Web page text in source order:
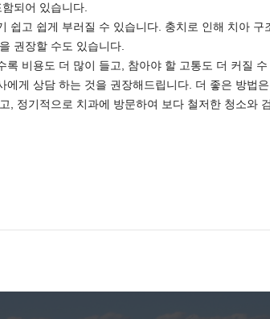
되어 있습니다.
쉽고 쉽게 부러질 수 있습니다. 충치로 인해 치아 구
권장할 수도 있습니다.
록 비용도 더 많이 들고, 참아야 할 고통도 더 커질 수
에게 상담 하는 것을 권장해드립니다. 더 좋은 방법
, 정기적으로 치과에 방문하여 보다 철저한 청소와